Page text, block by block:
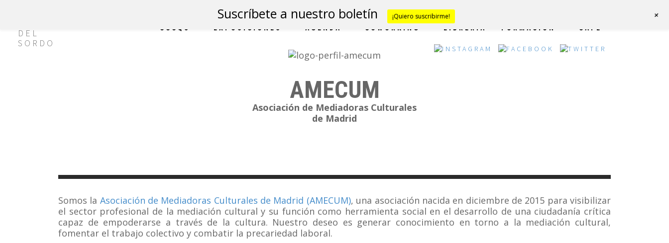
CCCQS EXPOSICIONES AGENDA COWORKING LIBRERÍA FORMACIÓN CAFÉ
AMECUM
Asociación de Mediadoras Culturales
de Madrid
Somos la Asociación de Mediadoras Culturales de Madrid (AMECUM), una asociación nacida en diciembre de 2015 para visibilizar
el sector profesional de la mediación cultural y su función como herramienta social en el desarrollo de una ciudadanía crítica
capaz de empoderarse a través de la cultura. Nuestro deseo es generar conocimiento en torno a la mediación cultural,
fomentar el trabajo colectivo y combatir la precariedad laboral.
Suscríbete a nuestro boletín ¡Quiero suscribirme! +